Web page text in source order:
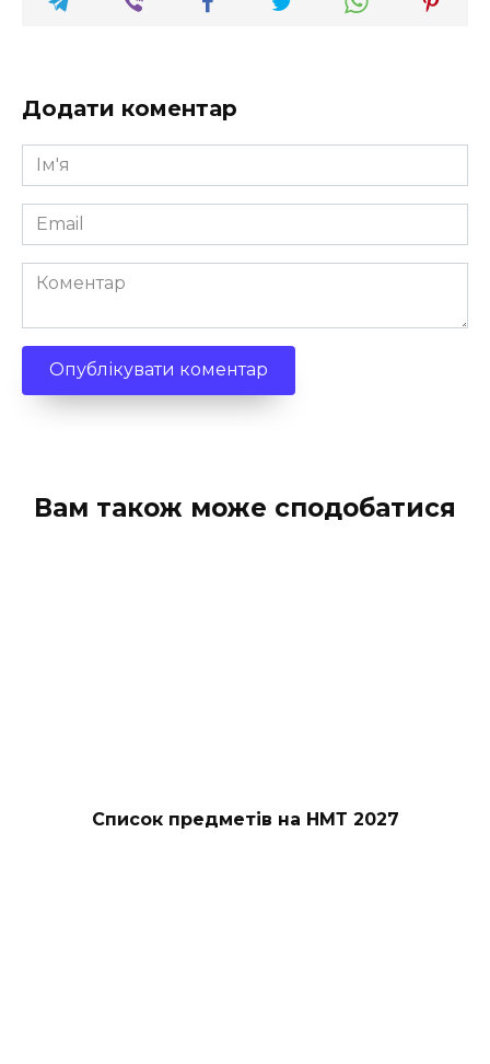
Додати коментар
Ім'я
*
Email
*
Коментар
Вам також може сподобатися
Список предметів на НМТ 2027